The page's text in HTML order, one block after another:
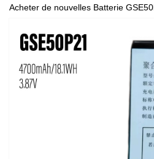
Acheter de nouvelles Batterie